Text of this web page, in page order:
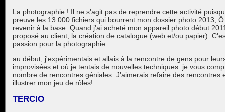
La photographie ! Il ne s'agit pas de reprendre cette activité
preuve les 13 000 fichiers qui bourrent mon dossier photo 2013,
revenir à la base. Quand j'ai acheté mon appareil photo début
proposé au client, la création de catalogue (web et/ou papier).
passion pour la photographie.
au début, j'expérimentais et allais à la rencontre de gens pour
improvisées et où je tentais de nouvelles techniques. je vous
nombre de rencontres géniales. J'aimerais refaire des
illustrer mon jeu de rôles!
TERCIO